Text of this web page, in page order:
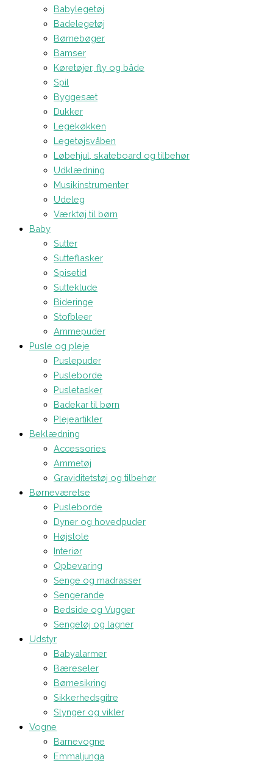
Babylegetøj
Badelegetøj
Børnebøger
Bamser
Køretøjer, fly og både
Spil
Byggesæt
Dukker
Legekøkken
Legetøjsvåben
Løbehjul, skateboard og tilbehør
Udklædning
Musikinstrumenter
Udeleg
Værktøj til børn
Baby
Sutter
Sutteflasker
Spisetid
Sutteklude
Bideringe
Stofbleer
Ammepuder
Pusle og pleje
Puslepuder
Pusleborde
Pusletasker
Badekar til børn
Plejeartikler
Beklædning
Accessories
Ammetøj
Graviditetstøj og tilbehør
Børneværelse
Pusleborde
Dyner og hovedpuder
Højstole
Interiør
Opbevaring
Senge og madrasser
Sengerande
Bedside og Vugger
Sengetøj og lagner
Udstyr
Babyalarmer
Bæreseler
Børnesikring
Sikkerhedsgitre
Slynger og vikler
Vogne
Barnevogne
Emmaljunga